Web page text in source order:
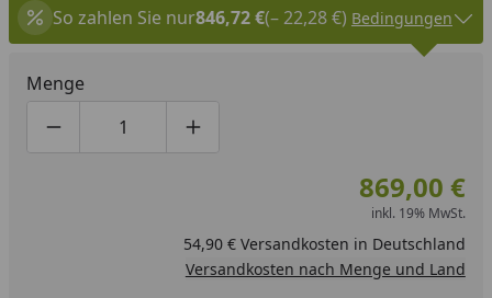
So zahlen Sie nur846,72 €(– 22,28 €) Bedingungen
Menge
Produktmenge um eins verringern
Produktmenge manuell eingeben
Produktmenge um eins erhöhen
869,00 €
inkl. 19% MwSt.
54,90 € Versandkosten in Deutschland
Versandkosten nach Menge und Land